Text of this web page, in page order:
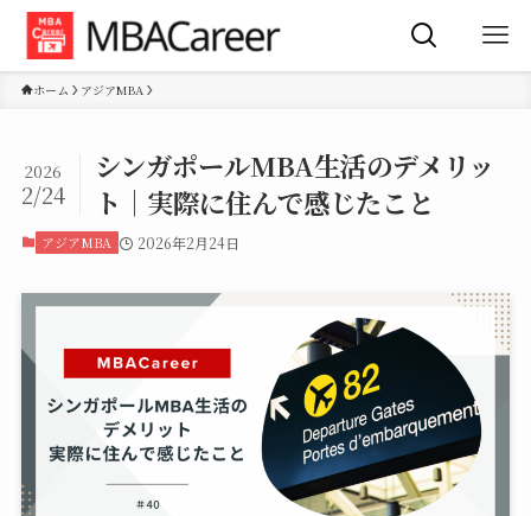
ホーム アジアMBA
シンガポールMBA生活のデメリッ
ト｜実際に住んで感じたこと
2026
2/24
アジアMBA 2026年2月24日